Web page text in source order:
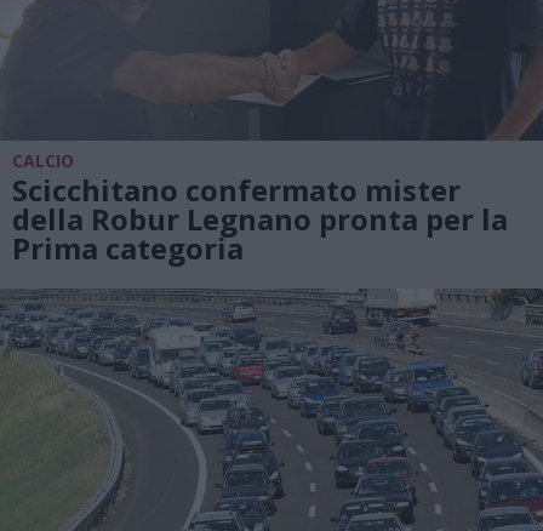
CALCIO
Scicchitano confermato mister
della Robur Legnano pronta per la
Prima categoria